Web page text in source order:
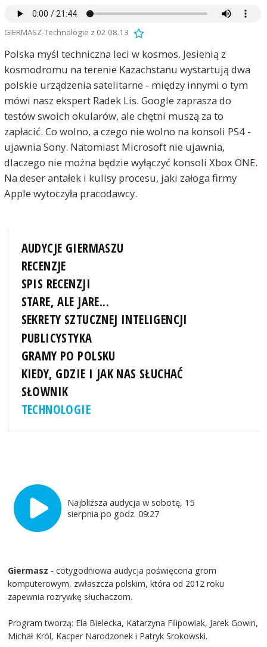
GIERMASZ-Technologie z 02.08.13
Polska myśl techniczna leci w kosmos. Jesienią z
kosmodromu na terenie Kazachstanu wystartują dwa
polskie urządzenia satelitarne - między innymi o tym
mówi nasz ekspert Radek Lis. Google zaprasza do
testów swoich okularów, ale chętni muszą za to
zapłacić. Co wolno, a czego nie wolno na konsoli PS4 -
ujawnia Sony. Natomiast Microsoft nie ujawnia,
dlaczego nie można będzie wyłączyć konsoli Xbox ONE.
Na deser antałek i kulisy procesu, jaki załoga firmy
Apple wytoczyła pracodawcy.
AUDYCJE GIERMASZU
RECENZJE
SPIS RECENZJI
STARE, ALE JARE...
SEKRETY SZTUCZNEJ INTELIGENCJI
PUBLICYSTYKA
GRAMY PO POLSKU
KIEDY, GDZIE I JAK NAS SŁUCHAĆ
SŁOWNIK
TECHNOLOGIE
Najbliższa audycja w sobotę, 15
sierpnia po godz. 09:27
Giermasz - cotygodniowa audycja poświęcona grom
komputerowym, zwłaszcza polskim, która od 2012 roku
zapewnia rozrywkę słuchaczom.
Program tworzą: Ela Bielecka, Katarzyna Filipowiak, Jarek Gowin,
Michał Król, Kacper Narodzonek i Patryk Srokowski.